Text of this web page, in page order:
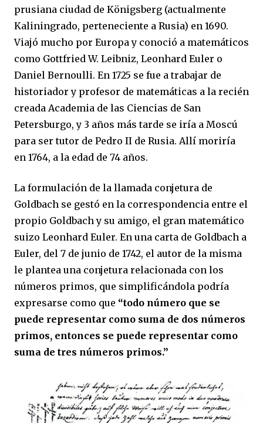
prusiana ciudad de Königsberg (actualmente
Kaliningrado, perteneciente a Rusia) en 1690.
Viajó mucho por Europa y conoció a matemáticos
como Gottfried W. Leibniz, Leonhard Euler o
Daniel Bernoulli. En 1725 se fue a trabajar de
historiador y profesor de matemáticas a la recién
creada Academia de las Ciencias de San
Petersburgo, y 3 años más tarde se iría a Moscú
para ser tutor de Pedro II de Rusia. Allí moriría
en 1764, a la edad de 74 años.
La formulación de la llamada conjetura de
Goldbach se gestó en la correspondencia entre el
propio Goldbach y su amigo, el gran matemático
suizo Leonhard Euler. En una carta de Goldbach a
Euler, del 7 de junio de 1742, el autor de la misma
le plantea una conjetura relacionada con los
números primos, que simplificándola podría
expresarse como que “todo número que se
puede representar como suma de dos números
primos, entonces se puede representar como
suma de tres números primos.”